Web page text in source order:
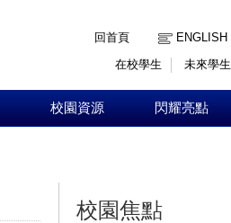
回首頁
ENGLISH
在校學生
未來學生
校園資源 閃耀亮點
校園焦點